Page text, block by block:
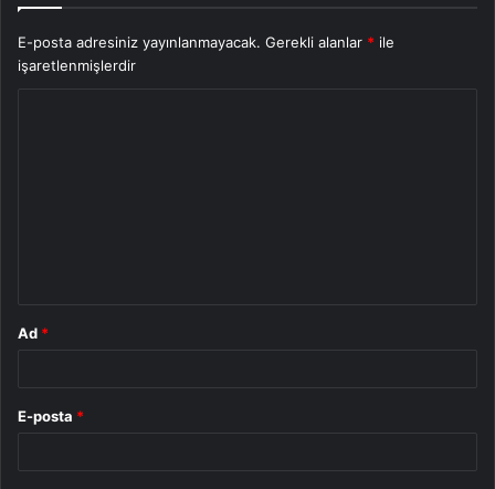
E-posta adresiniz yayınlanmayacak. Gerekli alanlar * ile
işaretlenmişlerdir
Ad *
E-posta *